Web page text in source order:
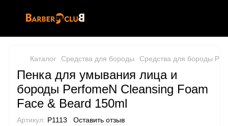
Каталог Средства для бороды Средства для бороды
Пенка для умывания лица и
бороды PerfomeN Cleansing Foam
Face & Beard 150ml
Артикул: P1113 Оставить отзыв